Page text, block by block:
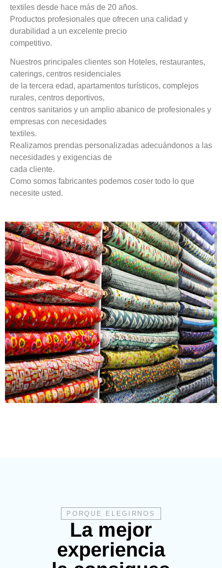
textiles desde hace más de 20 años.
Productos profesionales que ofrecen una calidad y
durabilidad a un excelente precio
competitivo.
Nuestros principales clientes son Hoteles, restaurantes,
caterings, centros residenciales
de la tercera edad, apartamentos turísticos, complejos
rurales, centros deportivos,
centros sanitarios y un amplio abanico de profesionales y
empresas con necesidades
textiles.
Realizamos prendas personalizadas adecuándonos a las
necesidades y exigencias de
cada cliente.
Como somos fabricantes podemos coser todo lo que
necesite usted.
PORQUE ELEGIRNOS
La mejor
experiencia